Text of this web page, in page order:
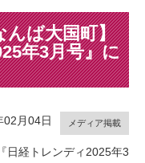
e
n
a
v
i
g
a
i
n
んば大国町】
年3月号』に
メディア掲載
02月04日
日経トレンディ2025年3